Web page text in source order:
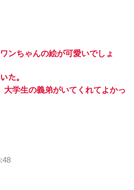
ンちゃんの絵が可愛いでしょ
た。
大学生の義弟がいてくれてよかっ